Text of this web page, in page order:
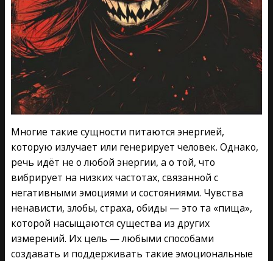
Многие такие сущности питаются энергией,
которую излучает или генерирует человек. Однако,
речь идёт не о любой энергии, а о той, что
вибрирует на низких частотах, связанной с
негативными эмоциями и состояниями. Чувства
ненависти, злобы, страха, обиды — это та «пища»,
которой насыщаются существа из других
измерений. Их цель — любыми способами
создавать и поддерживать такие эмоциональные